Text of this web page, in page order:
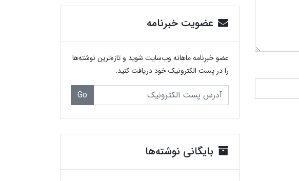
عضویت خبرنامه
عضو خبرنامه ماهانه وب‌سایت شوید و تازه‌ترین نوشته‌ها
را در پست الکترونیک خود دریافت کنید.
Go
بایگانی نوشته‌ها